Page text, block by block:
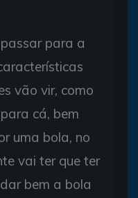
para a
vão vir, como
cá, bem
uma bola, no
vai ter que ter
bem a bola